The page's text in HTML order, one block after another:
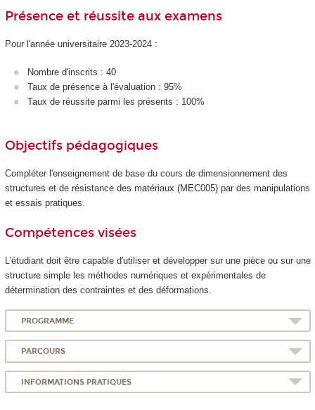
Présence et réussite aux examens
Pour l'année universitaire 2023-2024 :
Nombre d'inscrits : 40
Taux de présence à l'évaluation : 95%
Taux de réussite parmi les présents : 100%
Objectifs pédagogiques
Compléter l'enseignement de base du cours de dimensionnement des
structures et de résistance des matériaux (MEC005) par des manipulations
et essais pratiques.
Compétences visées
L'étudiant doit être capable d'utiliser et développer sur une pièce ou sur une
structure simple les méthodes numériques et expérimentales de
détermination des contraintes et des déformations.
PROGRAMME
PARCOURS
INFORMATIONS PRATIQUES